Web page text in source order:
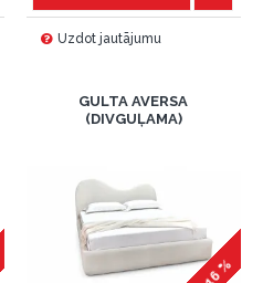
Uzdot jautājumu
GULTA AVERSA
(DIVGUĻAMA)